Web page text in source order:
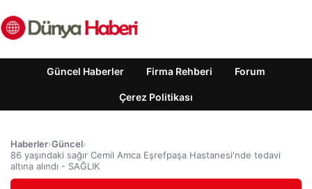
Güncel Haberler Firma Rehberi Forum
Çerez Politikası
Haberler›Güncel›
86 yaşındaki sağır Cemil Amca Eşrefpaşa Hastanesi'nde tedavi
altına alındı ​​- SAĞLIK